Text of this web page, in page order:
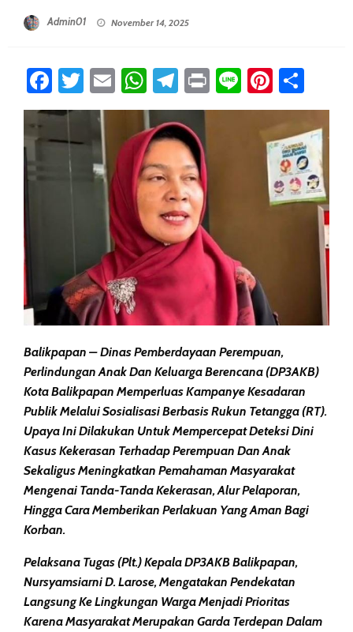
Admin01 November 14, 2025
Facebook
Twitter
EmailWhatsApp
Telegram
PrintLine
Balikpapan – Dinas Pemberdayaan Perempuan,
Perlindungan Anak Dan Keluarga Berencana (DP3AKB)
Kota Balikpapan Memperluas Kampanye Kesadaran
Publik Melalui Sosialisasi Berbasis Rukun Tetangga (RT).
Upaya Ini Dilakukan Untuk Mempercepat Deteksi Dini
Kasus Kekerasan Terhadap Perempuan Dan Anak
Sekaligus Meningkatkan Pemahaman Masyarakat
Mengenai Tanda-Tanda Kekerasan, Alur Pelaporan,
Hingga Cara Memberikan Perlakuan Yang Aman Bagi
Korban.
Pelaksana Tugas (Plt.) Kepala DP3AKB Balikpapan,
Nursyamsiarni D. Larose, Mengatakan Pendekatan
Langsung Ke Lingkungan Warga Menjadi Prioritas
Karena Masyarakat Merupakan Garda Terdepan Dalam